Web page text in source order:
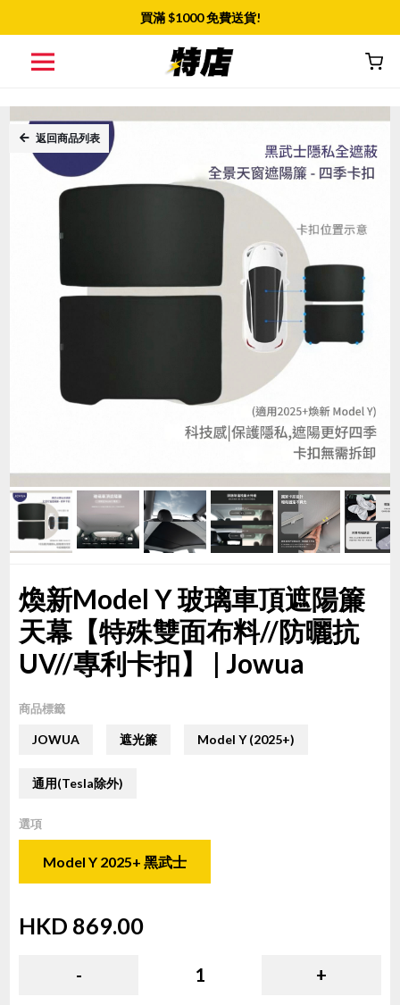
買滿 $1000免費送貨!
返回商品列表
煥新Model Y 玻璃車頂遮陽簾
天幕【特殊雙面布料//防曬抗
UV//專利卡扣】 | Jowua
商品標籤
JOWUA 遮光簾 Model Y (2025+)
通用(Tesla除外)
選項
Model Y 2025+ 黑武士
HKD 869.00
- 1 +